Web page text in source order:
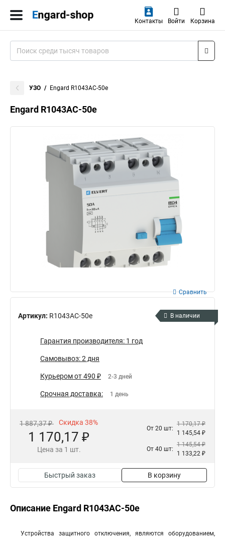
Контакты Войти Корзина
УЗО Engard R1043AC-50e
Engard R1043AC-50e
Артикул: R1043AC-50e
Сравнить
В наличии
Гарантия производителя: 1 год
Самовывоз: 2 дня
Курьером от 490 ₽ 2-3 дней
Срочная доставка: 1 день
1 887,37 ₽ Скидка 38%
1 170,17 ₽
Цена за 1 шт.
От 20 шт:
1 170,17 ₽
1 145,54 ₽
От 40 шт:
1 145,54 ₽
1 133,22 ₽
Быстрый заказ В корзину
Описание Engard R1043AC-50e
Устройства защитного отключения, являются оборудованием,